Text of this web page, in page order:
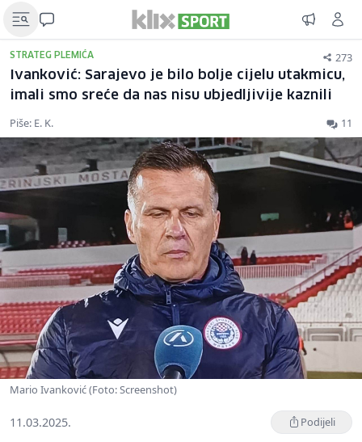
STRATEG PLEMIĆA 273
Ivanković: Sarajevo je bilo bolje cijelu utakmicu,
imali smo sreće da nas nisu ubjedljivije kaznili
Piše: E. K. 11
Mario Ivanković (Foto: Screenshot)
11.03.2025. Podijeli